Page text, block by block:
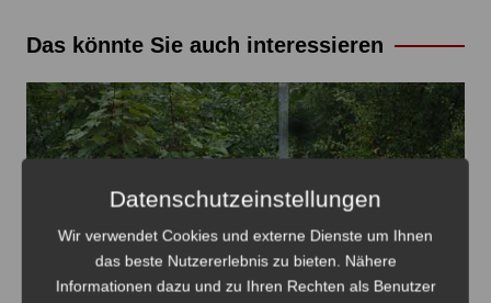
Das könnte Sie auch interessieren
Datenschutzeinstellungen
Wir verwendet Cookies und externe Dienste um Ihnen
das beste Nutzererlebnis zu bieten. Nähere
Informationen dazu und zu Ihren Rechten als Benutzer